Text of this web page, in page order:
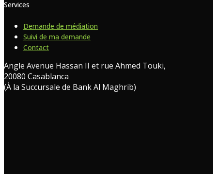
Services
Demande de médiation
Suivi de ma demande
Contact
Angle Avenue Hassan II et rue Ahmed Touki,
20080 Casablanca
(À la Succursale de Bank Al Maghrib)